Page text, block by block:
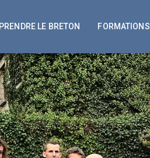
LE BRETON FORMATIONS